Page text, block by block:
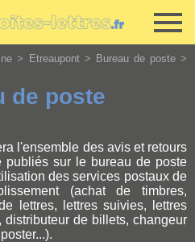
> Etreaupont> Bureau de poste>
de poste
l'ensemble des avis et retours
publiés sur le bureau de poste
des services postaux de
(achat de timbres,
lettres, lettres suivies, lettres
de billets, changeur